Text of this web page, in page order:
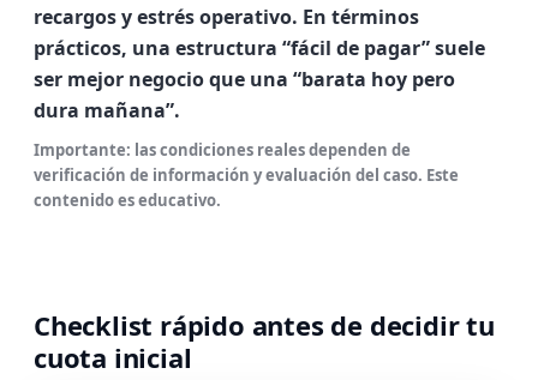
recargos y estrés operativo. En términos
prácticos, una estructura “fácil de pagar” suele
ser mejor negocio que una “barata hoy pero
dura mañana”.
Importante: las condiciones reales dependen de
verificación de información y evaluación del caso. Este
contenido es educativo.
Checklist rápido antes de decidir tu
cuota inicial